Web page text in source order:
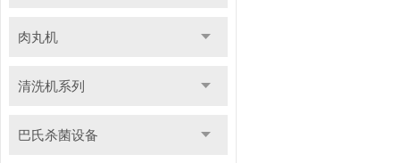
肉丸机
清洗机系列
巴氏杀菌设备